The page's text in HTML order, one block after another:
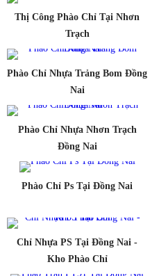
Thị Công Phào Chỉ Tại Nhơn
Trạch
Phào Chỉ Nhựa Trảng Bom Đồng
Nai
Phào Chỉ Nhựa Nhơn Trạch
Đồng Nai
Phào Chỉ Ps Tại Đồng Nai
Chỉ Nhựa PS Tại Đồng Nai -
Kho Phào Chỉ